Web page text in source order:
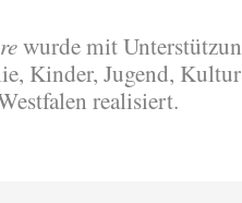
wurde mit
Kinder, Jugend,
realisiert.